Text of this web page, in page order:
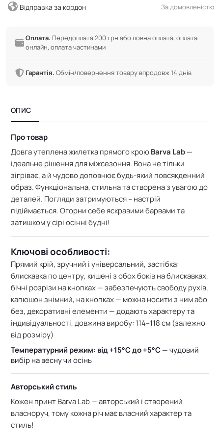
Відправка за кордон За домовленістю
Оплата. Передоплата 200 грн або повна оплата, оплата
онлайн, оплата частинами
Гарантія. Обмін/повернення товару впродовж 14 днів
ОПИС
Про товар
Довга утеплена жилетка прямого кроюBarva Lab—
ідеальне рішення для міжсезоння. Вона не тільки
зігріває, а й чудово доповнює будь-який повсякденний
образ. Функціональна, стильна та створена з увагою до
деталей. Погляди затримуються – настрій
підіймається. Огорни себе яскравими барвами та
затишком у сірі осінні будні!
Ключові особливості:
Прямий крій, зручний і універсальний, застібка:
блискавка по центру, кишені з обох боків на блискавках,
бічні розрізи на кнопках — забезпечують свободу рухів,
капюшон знімний, на кнопках — можна носити з ним або
без, декоративні елементи — додають характеру та
індивідуальності, довжина виробу: 114–118 см (залежно
від розміру)
Температурний режим: від +15°C до +5°C— чудовий
вибір на весну чи осінь
Авторський стиль
Кожен принт Barva Lab — авторський і створений
власноруч, тому кожна річ має власний характер та
стиль!